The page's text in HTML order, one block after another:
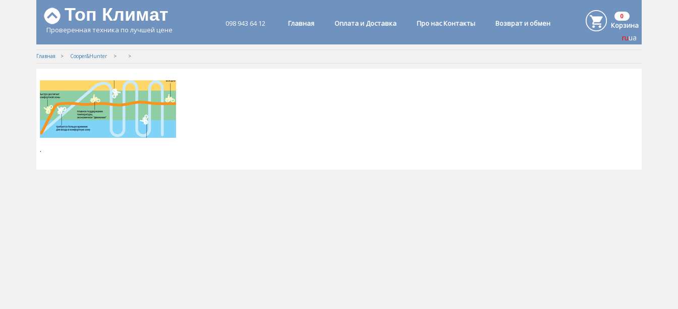
ruua
Топ Климат
Проверенная техника по лучшей цене
098 943 64 12 Главная Оплата и Доставка Про нас Контакты Возврат и обмен
0
Корзина
Главная Cooper&Hunter
.